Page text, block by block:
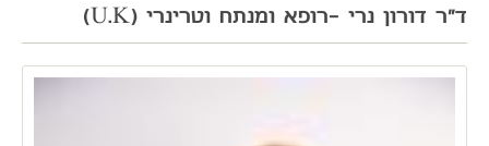
ד"ר דורון נרי -רופא ומנתח וטרינרי (U.K)